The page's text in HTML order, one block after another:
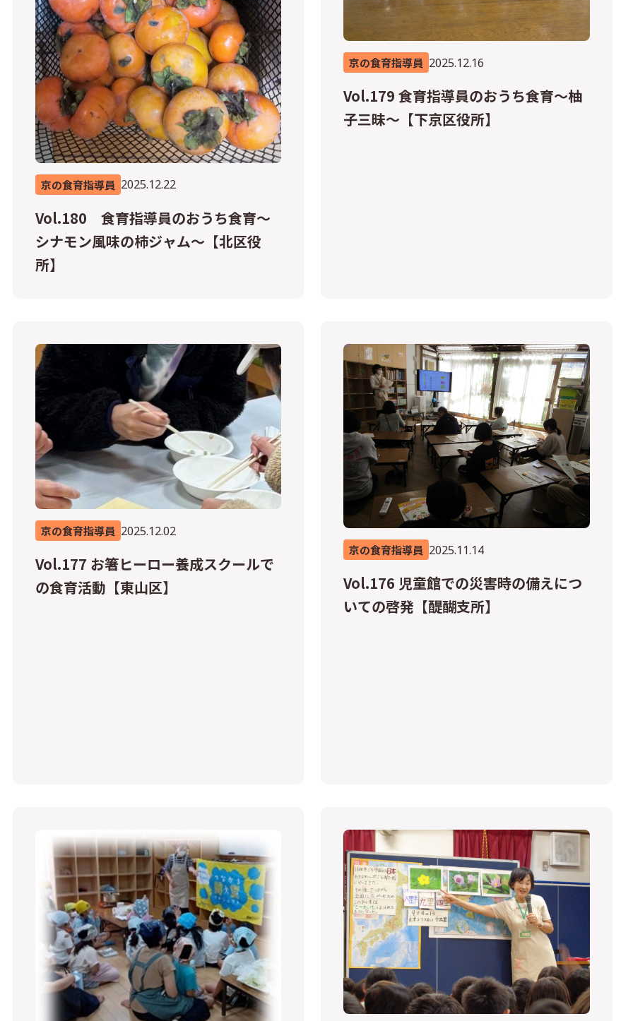
京の食育指導員 2025.12.22
Vol.180 食育指導員のおうち食育～
シナモン風味の柿ジャム～【北区役
所】
京の食育指導員 2025.12.16
Vol.179 食育指導員のおうち食育～柚
子三昧～【下京区役所】
京の食育指導員 2025.12.02
Vol.177 お箸ヒーロー養成スクールで
の食育活動【東山区】
京の食育指導員 2025.11.14
Vol.176 児童館での災害時の備えにつ
いての啓発【醍醐支所】